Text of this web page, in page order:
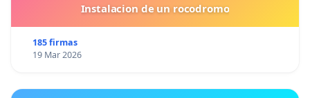
Instalacion de un rocodromo
185 firmas
19 Mar 2026